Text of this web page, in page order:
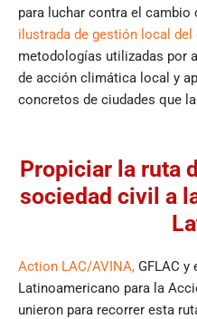
para luchar contra el
ilustrada de gestión local
metodologías utilizadas por
de acción climática local y
concretos de ciudades que
Propiciar la ruta
sociedad civil a
Action LAC/AVINA, GFLAC y
Latinoamericano para la
unieron para recorrer esta